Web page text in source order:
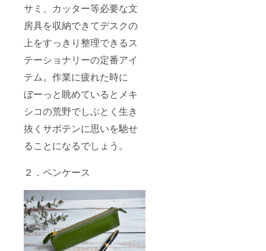
サミ、カッター等必要な文
房具を収納できてデスクの
上をすっきり整理できるス
テーショナリーの定番アイ
テム。作業に疲れた時に
ぼーっと眺めているとメキ
シコの荒野でしぶとく生き
抜くサボテンに思いを馳せ
ることになるでしょう。
２．ペンケース